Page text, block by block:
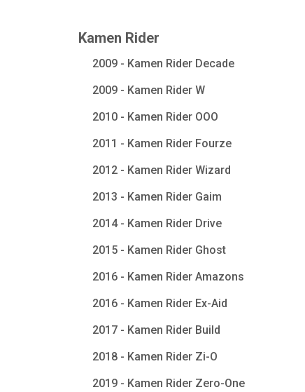
Kamen Rider
2009 - Kamen Rider Decade
2009 - Kamen Rider W
2010 - Kamen Rider OOO
2011 - Kamen Rider Fourze
2012 - Kamen Rider Wizard
2013 - Kamen Rider Gaim
2014 - Kamen Rider Drive
2015 - Kamen Rider Ghost
2016 - Kamen Rider Amazons
2016 - Kamen Rider Ex-Aid
2017 - Kamen Rider Build
2018 - Kamen Rider Zi-O
2019 - Kamen Rider Zero-One